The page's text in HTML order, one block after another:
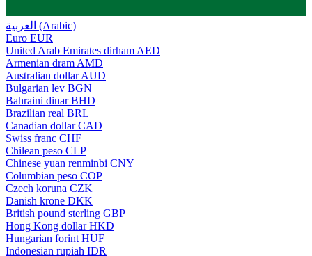
العربية (Arabic)
Euro EUR
United Arab Emirates dirham AED
Armenian dram AMD
Australian dollar AUD
Bulgarian lev BGN
Bahraini dinar BHD
Brazilian real BRL
Canadian dollar CAD
Swiss franc CHF
Chilean peso CLP
Chinese yuan renminbi CNY
Columbian peso COP
Czech koruna CZK
Danish krone DKK
British pound sterling GBP
Hong Kong dollar HKD
Hungarian forint HUF
Indonesian rupiah IDR